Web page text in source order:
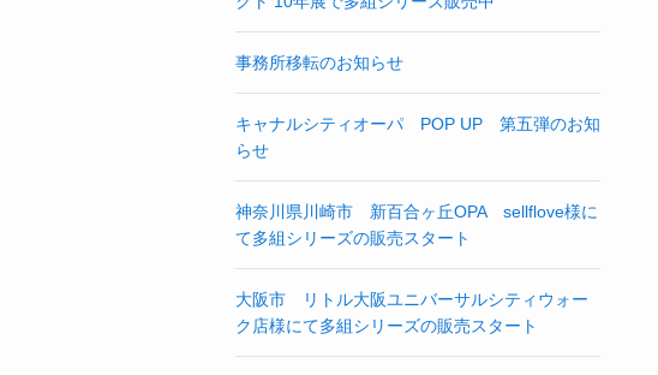
事務所移転のお知らせ
キャナルシティオーパ POP UP 第五弾のお知
らせ
神奈川県川崎市 新百合ヶ丘OPA sellflove様に
て多組シリーズの販売スタート
大阪市 リトル大阪ユニバーサルシティウォー
ク店様にて多組シリーズの販売スタート